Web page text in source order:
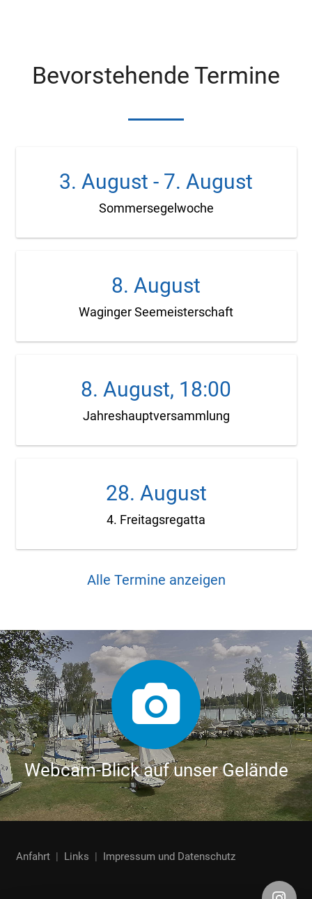
Bevorstehende Termine
Sommersegelwoche
3. August - 7. August
Waginger Seemeisterschaft
8. August
Jahreshauptversammlung
8. August, 18:00
4. Freitagsregatta
28. August
Alle Termine anzeigen
Webcam-Blick auf unser Gelände
Anfahrt| Links | Impressum und Datenschutz